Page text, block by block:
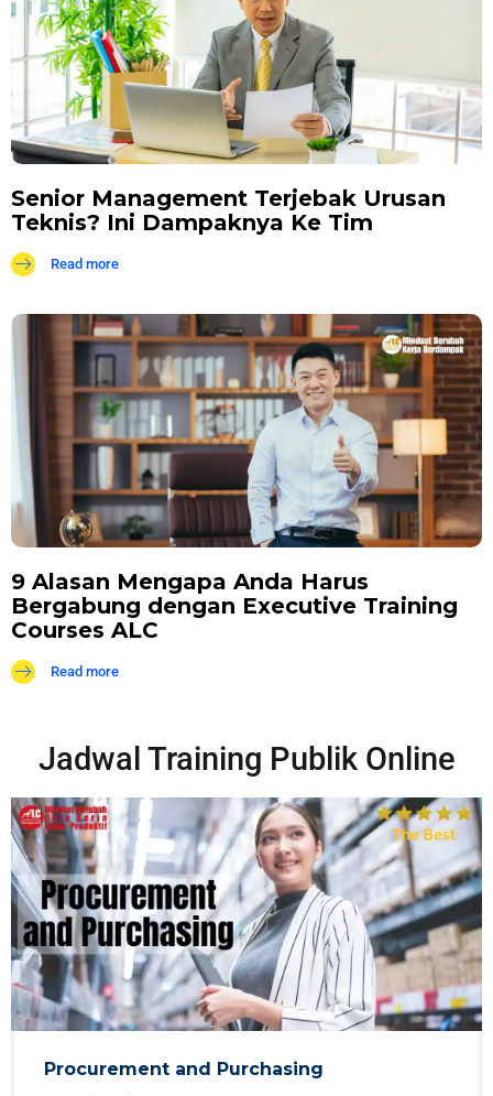
Senior Management Terjebak Urusan
Teknis? Ini Dampaknya Ke Tim
Read more
9 Alasan Mengapa Anda Harus
Bergabung dengan Executive Training
Courses ALC
Read more
Jadwal Training Publik Online
Procurement and Purchasing